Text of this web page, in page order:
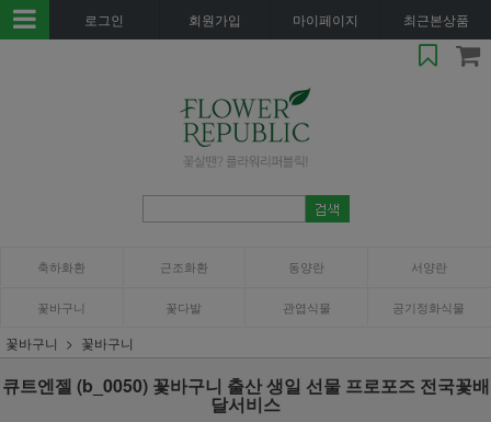
로그인 회원가입 마이페이지 최근본상품
축하화환 근조화환 동양란 서양란
꽃바구니 꽃다발 관엽식물 공기정화식물
꽃바구니 꽃바구니
큐트엔젤 (b_0050) 꽃바구니 출산 생일 선물 프로포즈 전국꽃배
달서비스